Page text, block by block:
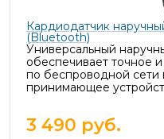
Кардиодатчик
(Bluetooth)
Универсальный
обеспечивает точное
по беспроводной сети
принимающее
3 490 руб.